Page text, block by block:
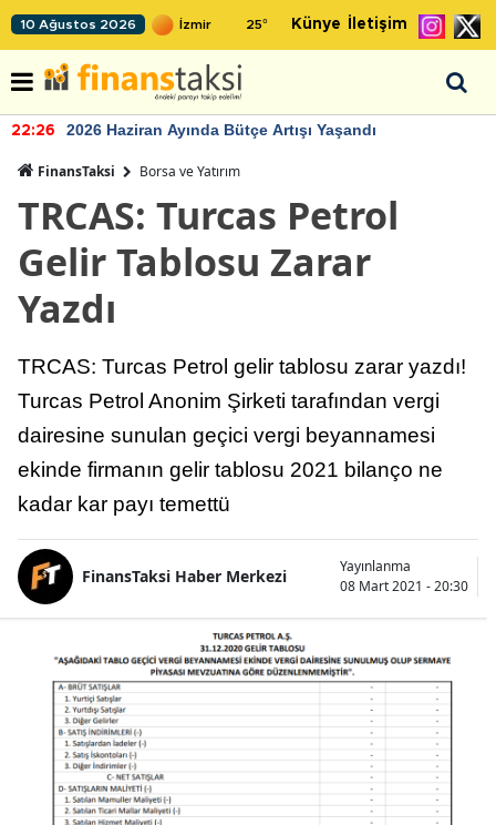
10 Ağustos 2026 25° Künye İletişim
22:26 2026 Haziran Ayında Bütçe Artışı Yaşandı
FinansTaksi Borsa ve Yatırım
TRCAS: Turcas Petrol
Gelir Tablosu Zarar
Yazdı
TRCAS: Turcas Petrol gelir tablosu zarar yazdı!
Turcas Petrol Anonim Şirketi tarafından vergi
dairesine sunulan geçici vergi beyannamesi
ekinde firmanın gelir tablosu 2021 bilanço ne
kadar kar payı temettü
FinansTaksi Haber Merkezi
Yayınlanma
08 Mart 2021 - 20:30